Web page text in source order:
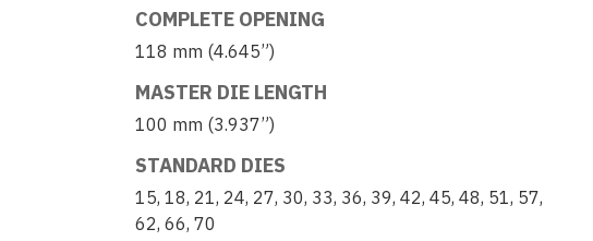
COMPLETE OPENING
118 mm (4.645”)
MASTER DIE LENGTH
100 mm (3.937”)
STANDARD DIES
15, 18, 21, 24, 27, 30, 33, 36, 39, 42, 45, 48, 51, 57,
62, 66, 70